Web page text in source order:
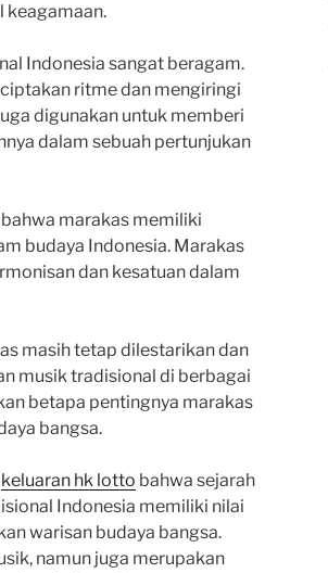
keagamaan.
Indonesia sangat beragam.
ritme dan mengiringi
digunakan untuk memberi
dalam sebuah pertunjukan
marakas memiliki
budaya Indonesia. Marakas
dan kesatuan dalam
masih tetap dilestarikan dan
musik tradisional di berbagai
betapa pentingnya marakas
bangsa.
keluaran hk lotto bahwa sejarah
Indonesia memiliki nilai
warisan budaya bangsa.
namun juga merupakan